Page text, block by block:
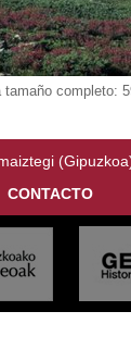
tamaño completo:
CONTACTO